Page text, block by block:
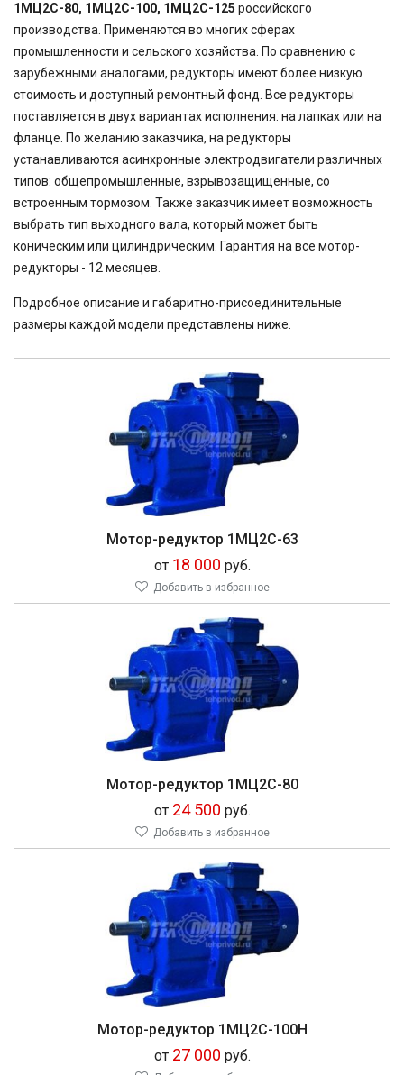
1МЦ2С-80, 1МЦ2С-100, 1МЦ2С-125 российского
производства. Применяются во многих сферах
промышленности и сельского хозяйства. По сравнению с
зарубежными аналогами, редукторы имеют более низкую
стоимость и доступный ремонтный фонд. Все редукторы
поставляется в двух вариантах исполнения: на лапках или на
фланце. По желанию заказчика, на редукторы
устанавливаются асинхронные электродвигатели различных
типов: общепромышленные, взрывозащищенные, со
встроенным тормозом. Также заказчик имеет возможность
выбрать тип выходного вала, который может быть
коническим или цилиндрическим. Гарантия на все мотор-
редукторы - 12 месяцев.
Подробное описание и габаритно-присоединительные
размеры каждой модели представлены ниже.
Мотор-редуктор 1МЦ2С-63
от 18 000 руб.
Добавить в избранное
Мотор-редуктор 1МЦ2С-80
от 24 500 руб.
Добавить в избранное
Мотор-редуктор 1МЦ2С-100Н
от 27 000 руб.